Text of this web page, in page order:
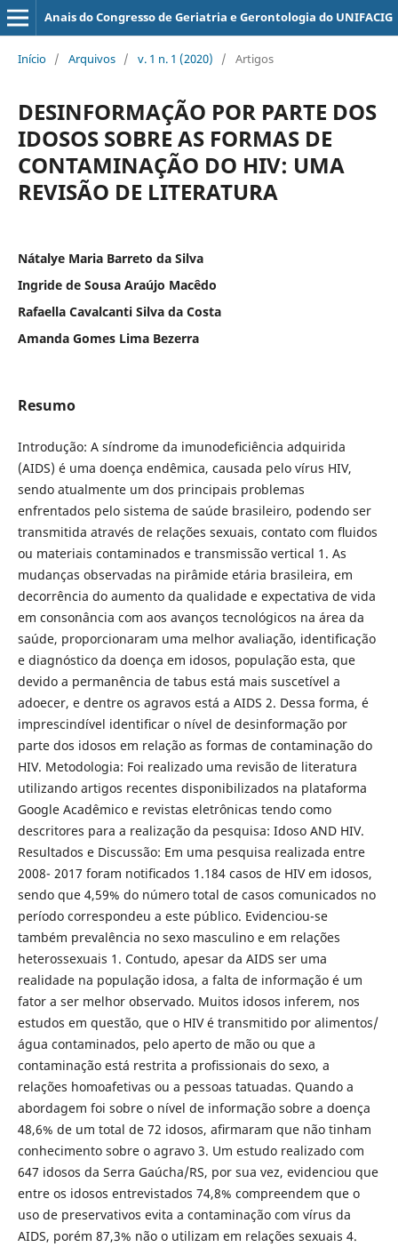
Anais do Congresso de Geriatria e Gerontologia do UNIFACIG
Início / Arquivos / v. 1 n. 1 (2020) / Artigos
DESINFORMAÇÃO POR PARTE DOS
IDOSOS SOBRE AS FORMAS DE
CONTAMINAÇÃO DO HIV: UMA
REVISÃO DE LITERATURA
Nátalye Maria Barreto da Silva
Ingride de Sousa Araújo Macêdo
Rafaella Cavalcanti Silva da Costa
Amanda Gomes Lima Bezerra
Resumo
Introdução: A síndrome da imunodeﬁciência adquirida
(AIDS) é uma doença endêmica, causada pelo vírus HIV,
sendo atualmente um dos principais problemas
enfrentados pelo sistema de saúde brasileiro, podendo ser
transmitida através de relações sexuais, contato com ﬂuidos
ou materiais contaminados e transmissão vertical 1. As
mudanças observadas na pirâmide etária brasileira, em
decorrência do aumento da qualidade e expectativa de vida
em consonância com aos avanços tecnológicos na área da
saúde, proporcionaram uma melhor avaliação, identiﬁcação
e diagnóstico da doença em idosos, população esta, que
devido a permanência de tabus está mais suscetível a
adoecer, e dentre os agravos está a AIDS 2. Dessa forma, é
imprescindível identiﬁcar o nível de desinformação por
parte dos idosos em relação as formas de contaminação do
HIV. Metodologia: Foi realizado uma revisão de literatura
utilizando artigos recentes disponibilizados na plataforma
Google Acadêmico e revistas eletrônicas tendo como
descritores para a realização da pesquisa: Idoso AND HIV.
Resultados e Discussão: Em uma pesquisa realizada entre
2008- 2017 foram notiﬁcados 1.184 casos de HIV em idosos,
sendo que 4,59% do número total de casos comunicados no
período correspondeu a este público. Evidenciou-se
também prevalência no sexo masculino e em relações
heterossexuais 1. Contudo, apesar da AIDS ser uma
realidade na população idosa, a falta de informação é um
fator a ser melhor observado. Muitos idosos inferem, nos
estudos em questão, que o HIV é transmitido por alimentos/
água contaminados, pelo aperto de mão ou que a
contaminação está restrita a proﬁssionais do sexo, a
relações homoafetivas ou a pessoas tatuadas. Quando a
abordagem foi sobre o nível de informação sobre a doença
48,6% de um total de 72 idosos, aﬁrmaram que não tinham
conhecimento sobre o agravo 3. Um estudo realizado com
647 idosos da Serra Gaúcha/RS, por sua vez, evidenciou que
entre os idosos entrevistados 74,8% compreendem que o
uso de preservativos evita a contaminação com vírus da
AIDS, porém 87,3% não o utilizam em relações sexuais 4.